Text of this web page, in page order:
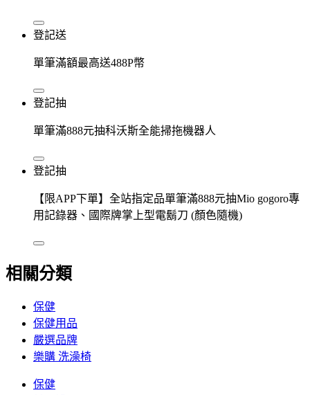
登記送
單筆滿額最高送488P幣
登記抽
單筆滿888元抽科沃斯全能掃拖機器人
登記抽
【限APP下單】全站指定品單筆滿888元抽Mio gogoro專
用記錄器、國際牌掌上型電鬍刀 (顏色隨機)
相關分類
保健
保健用品
嚴選品牌
樂購 洗澡椅
保健